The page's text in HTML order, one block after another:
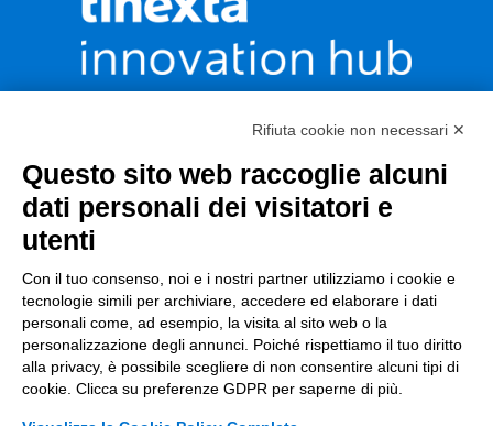
CONTATTACI
Incentivi e Bandi
Incentivi per le imprese
Bandi
Fondi Europei
Rifiuta cookie non necessari ✕
Questo sito web raccoglie alcuni
dati personali dei visitatori e
utenti
Con il tuo consenso, noi e i nostri partner utilizziamo i cookie e
tecnologie simili per archiviare, accedere ed elaborare i dati
personali come, ad esempio, la visita al sito web o la
personalizzazione degli annunci. Poiché rispettiamo il tuo diritto
alla privacy, è possibile scegliere di non consentire alcuni tipi di
cookie. Clicca su preferenze GDPR per saperne di più.